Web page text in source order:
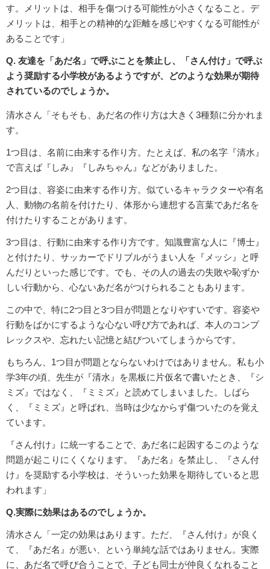
す。メリットは、相手を傷つける可能性が小さくなること。デ
メリットは、相手との精神的な距離を感じやすくなる可能性が
あることです」
Q. 友達を「あだ名」で呼ぶことを禁止し、「さん付け」で呼ぶ
よう奨励する小学校があるようですが、どのような効果が期待
されているのでしょうか。
清水さん「そもそも、あだ名の作り方は大きく3種類に分かれま
す。
1つ目は、名前に由来する作り方。たとえば、私の名字『清水』
で言えば『しみ』『しみちゃん』などがありました。
2つ目は、容姿に由来する作り方。似ているキャラクターや有名
人、動物の名前を付けたり、体形から連想する言葉であだ名を
付けたりすることがあります。
3つ目は、行動に由来する作り方です。知識豊富な人に『博士』
と付けたり、サッカーでドリブルがうまい人を『メッシ』と呼
んだりといった感じです。でも、その人の過去の失敗や恥ずか
しい行動から、心ないあだ名がつけられることもあります。
この中で、特に2つ目と3つ目が問題となりやすいです。容姿や
行動をばかにするような心ない呼び方であれば、本人のコンプ
レックスや、忘れたい記憶と結びついてしまうからです。
もちろん、1つ目が問題とならないわけではありません。私も小
学3年の頃、先生が『清水』を黒板に片仮名で書いたとき、『シ
ミズ』ではなく、『ミミズ』と読めてしまいました。しばら
く、『ミミズ』と呼ばれ、当時は少なからず傷ついたのを覚え
ています。
『さん付け』に統一することで、あだ名に起因するこのような
問題が起こりにくくなります。『あだ名』を禁止し、『さん付
け』を奨励する小学校は、そういった効果を期待していると思
われます」
Q.実際に効果はあるのでしょうか。
清水さん「一定の効果はあります。ただ、『さん付け』が良く
て、『あだ名』が悪い、という単純な話ではありません。実際
に、あだ名で呼び合うことで、子ども同士が仲良くなれること